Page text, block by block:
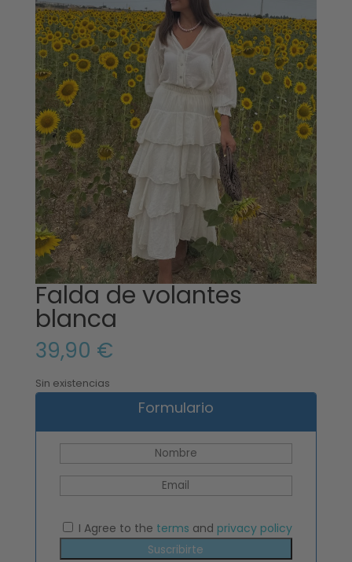
Falda de volantes
blanca
39,90 €
Sin existencias
Formulario
I Agree to the terms and privacy policy
Suscribirte